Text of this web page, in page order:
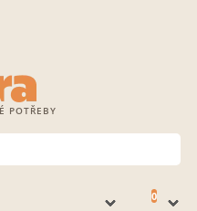
POTŘEBY
0